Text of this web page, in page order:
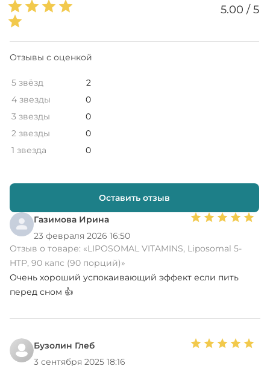
Газимова Ирина
23 февраля 2026 16:50
Отзыв о товаре: «LIPOSOMAL VITAMINS, Liposomal 5-
HTP, 90 капс (90 порций)»
Очень хороший успокаивающий эффект если пить
перед сном 👍
Бузолин Глеб
3 сентября 2025 18:16
5.00 / 5
Отзывы с оценкой
5 звёзд
2
4 звезды
0
3 звезды
0
2 звезды
0
1 звезда
0
Оставить отзыв